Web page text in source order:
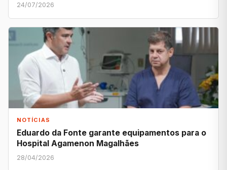
24/07/2026
NOTÍCIAS
Eduardo da Fonte garante equipamentos para o
Hospital Agamenon Magalhães
28/04/2026